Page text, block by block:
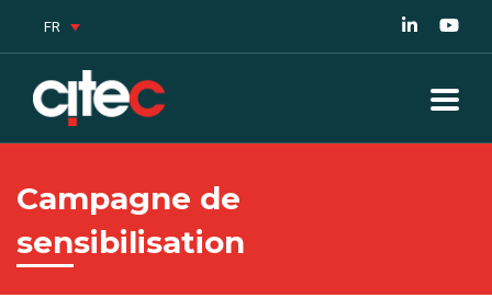
FR
Campagne de
sensibilisation